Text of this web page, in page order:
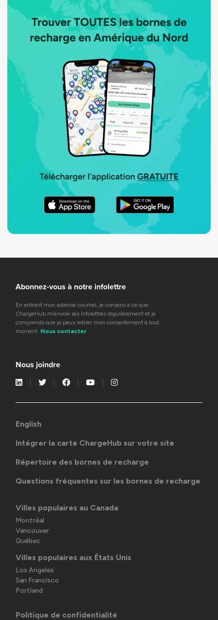
Abonnez-vous à notre infolettre
En entrant mon adresse courriel, je consens à ce que
ChargeHub m’envoie ses infolettres régulièrement et je
comprends que je peux retirer mon consentement à tout
moment. Nous contacter
Nous joindre
English
Intégrer la carte ChargeHub sur votre site
Répertoire des bornes de recharge
Questions fréquentes sur les bornes de recharge
Villes populaires au Canada
Montréal
Vancouver
Québec
Villes populaires aux États Unis
Los Angeles
San Francisco
Portland
Politique de confidentialité